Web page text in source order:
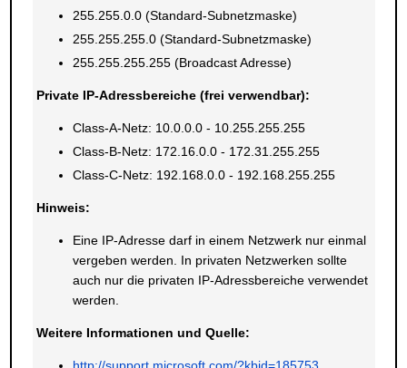
255.255.0.0 (Standard-Subnetzmaske)
255.255.255.0 (Standard-Subnetzmaske)
255.255.255.255 (Broadcast Adresse)
Private IP-Adressbereiche (frei verwendbar):
Class-A-Netz: 10.0.0.0 - 10.255.255.255
Class-B-Netz: 172.16.0.0 - 172.31.255.255
Class-C-Netz: 192.168.0.0 - 192.168.255.255
Hinweis:
Eine IP-Adresse darf in einem Netzwerk nur einmal
vergeben werden. In privaten Netzwerken sollte
auch nur die privaten IP-Adressbereiche verwendet
werden.
Weitere Informationen und Quelle: